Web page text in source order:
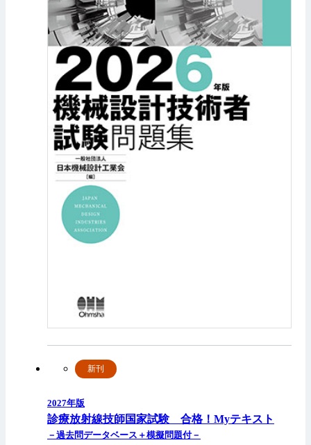
2027年版
診療放射線技師国家試験 合格！Myテキスト
－過去問データベース＋模擬問題付－
新刊